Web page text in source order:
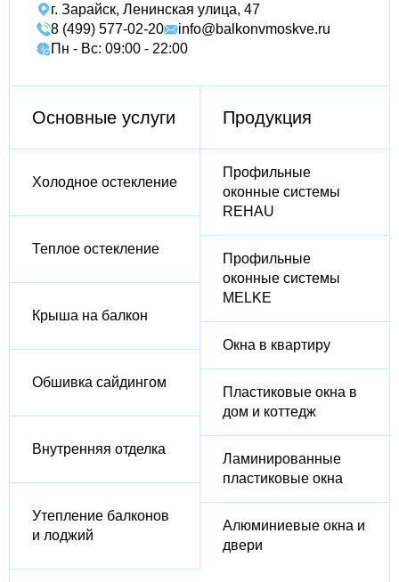
г. Зарайск, Ленинская улица, 47
8 (499) 577-02-20
info@balkonvmoskve.ru
Пн - Вс: 09:00 - 22:00
Основные услуги
Холодное остекление
Теплое остекление
Крыша на балкон
Обшивка сайдингом
Внутренняя отделка
Утепление балконов
и лоджий
Продукция
Профильные
оконные системы
REHAU
Профильные
оконные системы
MELKE
Окна в квартиру
Пластиковые окна в
дом и коттедж
Ламинированные
пластиковые окна
Алюминиевые окна и
двери